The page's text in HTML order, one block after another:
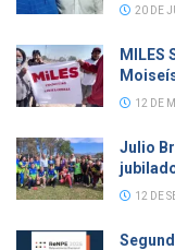
20 DE
MILES
12 DE
Julio
12 DE